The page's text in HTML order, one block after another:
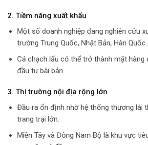
2. Tiềm năng xuất khẩu
Một số doanh nghiệp đang nghiên cứu
trường Trung Quốc, Nhật Bản, Hàn Quốc.
Cá chạch lấu có thể trở thành mặt hàng
đầu tư bài bản.
3. Thị trường nội địa rộng lớn
Đầu ra ổn định nhờ hệ thống thương lái
trang trại lớn.
Miền Tây và Đông Nam Bộ là khu vực